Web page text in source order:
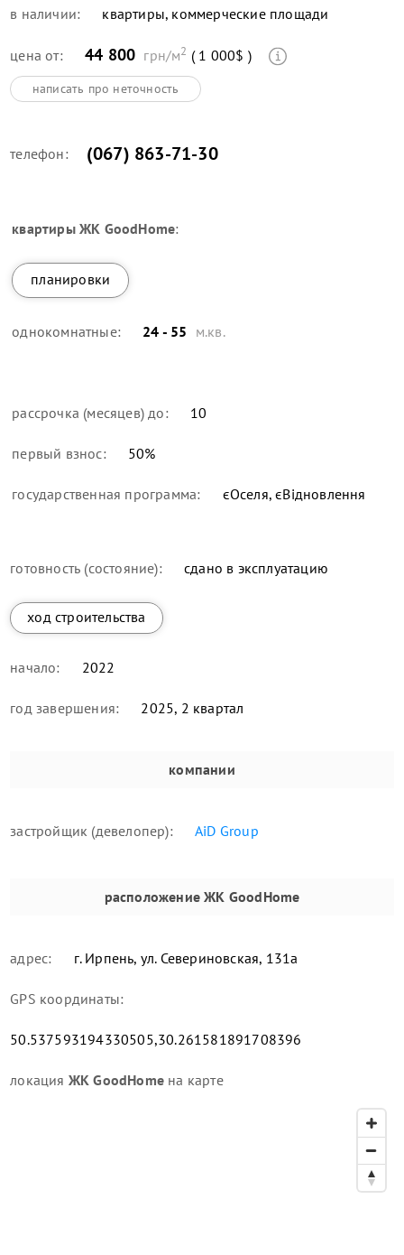
в наличии: квартиры, коммерческие площади
цена от: 44 800 грн/м2 ( 1 000$ )
написать про неточность
телефон: (067) 863-71-30
квартирыЖК GoodHome:
планировки
однокомнатные: 24 - 55 м.кв.
рассрочка (месяцев) до: 10
первый взнос: 50%
государственная программа: єОселя, єВідновлення
готовность (состояние): сдано в эксплуатацию
ход строительства
начало: 2022
год завершения: 2025, 2 квартал
компании
застройщик (девелопер): AiD Group
расположение ЖК GoodHome
адрес: г. Ирпень, ул. Севериновская, 131а
GPS координаты:
50.537593194330505,30.261581891708396
локация ЖК GoodHome на карте